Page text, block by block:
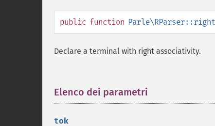
public function Parle\RParser::right
Declare a terminal with right associativity.
Elenco dei parametri
tok